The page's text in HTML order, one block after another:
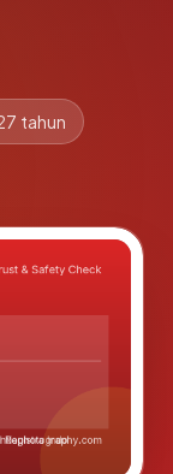
tahun